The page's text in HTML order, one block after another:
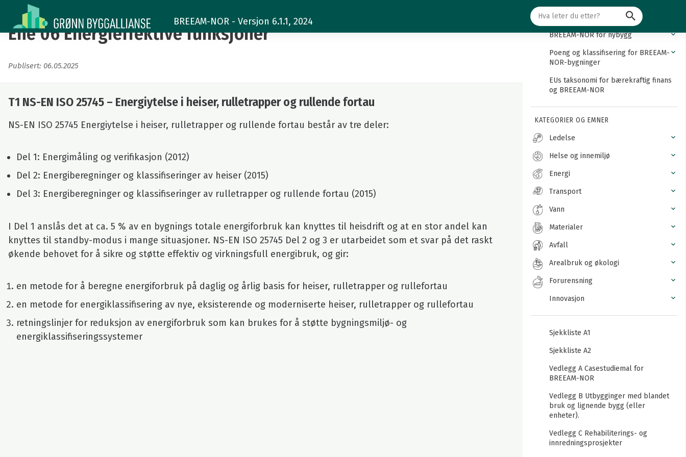
Ene
06
Energieffektive
funksjoner
BREEAM-NOR - Versjon 6.1.1, 2024 Søk
Ene 06 Energieffektive funksjoner
Publisert: 06.05.2025
T1 NS-EN ISO 25745 – Energiytelse i heiser, rulletrapper og rullende fortau
NS-EN ISO 25745 Energiytelse i heiser, rulletrapper og rullende fortau består av tre deler:
Del 1: Energimåling og verifikasjon (2012)
Del 2: Energiberegninger og klassifiseringer av heiser (2015)
Del 3: Energiberegninger og klassifiseringer av rulletrapper og rullende fortau (2015)
I Del 1 anslås det at ca. 5 % av en bygnings totale energiforbruk kan knyttes til heisdrift og at en stor andel kan
knyttes til standby-modus i mange situasjoner. NS-EN ISO 25745 Del 2 og 3 er utarbeidet som et svar på det raskt
økende behovet for å sikre og støtte effektiv og virkningsfull energibruk, og gir:
en metode for å beregne energiforbruk på daglig og årlig basis for heiser, rulletrapper og rullefortau
en metode for energiklassifisering av nye, eksisterende og moderniserte heiser, rulletrapper og rullefortau
retningslinjer for reduksjon av energiforbruk som kan brukes for å støtte bygningsmiljø- og
energiklassifiseringssystemer
Innledning
BREEAM-NOR for nybygg
Poeng og klassifisering for BREEAM-
NOR-bygninger
EUs taksonomi for bærekraftig finans
og BREEAM-NOR
KATEGORIER OG EMNER
Ledelse
Helse og innemiljø
Energi
Transport
Vann
Materialer
Avfall
Arealbruk og økologi
Forurensning
Innovasjon
Sjekkliste A1
Sjekkliste A2
Vedlegg A Casestudiemal for
BREEAM-NOR
Vedlegg B Utbygginger med blandet
bruk og lignende bygg (eller
enheter).
Vedlegg C Rehabiliterings- og
innredningsprosjekter